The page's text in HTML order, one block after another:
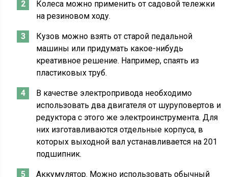
Колеса можно применить от садовой тележки
на резиновом ходу.
Кузов можно взять от старой педальной
машины или придумать какое-нибудь
креативное решение. Например, спаять из
пластиковых труб.
В качестве электропривода необходимо
использовать два двигателя от шуруповертов и
редуктора с этого же электроинструмента. Для
них изготавливаются отдельные корпуса, в
которых выходной вал устанавливается на 201
подшипник.
Аккумулятор. Можно использовать обычный